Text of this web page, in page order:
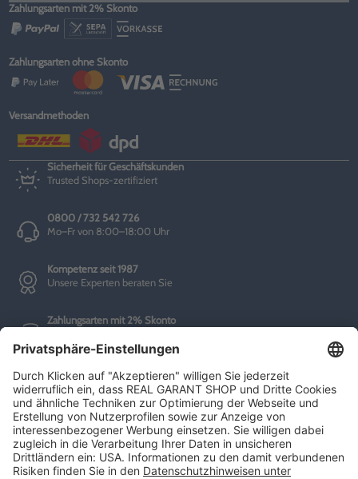
Zahlungsarten mit 2% Skonto
Zahlungsarten ohne Skonto
Versandmethoden
Sicherheit für Geschäftskunden
Trusted Shops-zertifiziert
0800 / 732 542 726
Mo–Fr von 8:00–18:00 Uhr
Kompetenz seit 1987
Unsere Experten beraten Sie
Zahlungsarten mit 2% Skonto
Informationen
AGBs
Impressum
Datenschutz
Barrierefreiheitserklärung
Batterierücknahme
Rückgaberecht
Zahlungsarten
Versandkosten und Lieferzeiten